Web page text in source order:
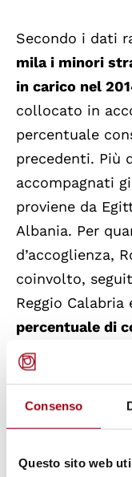
Consenso
Questo sito web
Secondo i dati
mila i minori
in carico nel
collocato in
percentuale
precedenti. Più
accompagnati
proviene da
Albania. Per
d’accoglienza,
coinvolto,
Reggio
percentuale di
dei minori
24,2% del totale
che dal 2011 è